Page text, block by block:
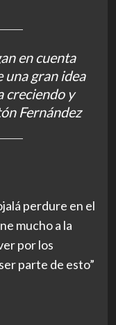
en cuenta
una gran idea
creciendo y
Fernández
perdure en el
mucho a la
por los
parte de esto”